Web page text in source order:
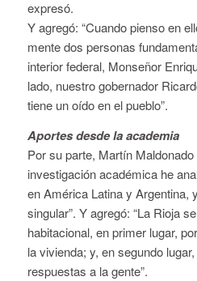
expresó.
Y agregó: “Cuando pienso en
mente dos personas
interior federal, Monseñor
lado, nuestro gobernador
tiene un oído en el pueblo”.
Aportes desde la academia
Por su parte, Martín Maldonado
investigación académica he
en América Latina y Argentina,
singular”. Y agregó: “La Rioja
habitacional, en primer lugar,
la vivienda; y, en segundo
respuestas a la gente”.